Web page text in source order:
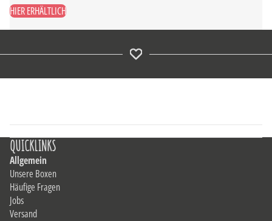
HIER ERHÄLTLICH
QUICKLINKS
Allgemein
Unsere Boxen
Häufige Fragen
Jobs
Versand